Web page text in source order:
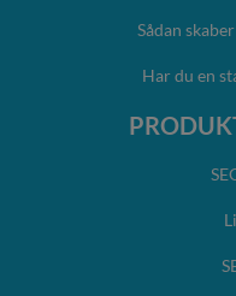
Sådan
Har du en